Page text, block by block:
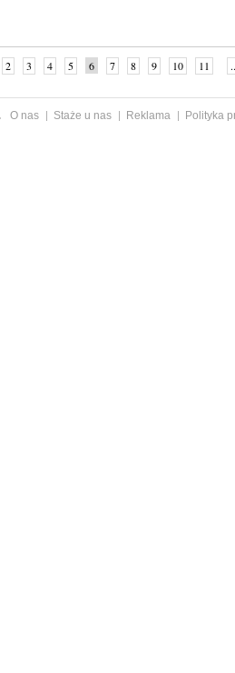
2 3 4 5 6 7 8 9 10 11
O nas Staże u nas Reklama
Polityka